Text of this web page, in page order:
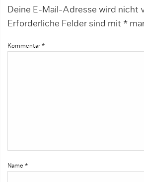
Deine E-Mail-Adresse wird nicht
Erforderliche Felder sind mit *
Kommentar *
Name *